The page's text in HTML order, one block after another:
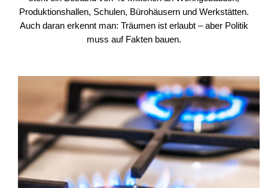
Produktionshallen, Schulen, Bürohäusern und Werkstätten.
Auch daran erkennt man: Träumen ist erlaubt – aber Politik
muss auf Fakten bauen.